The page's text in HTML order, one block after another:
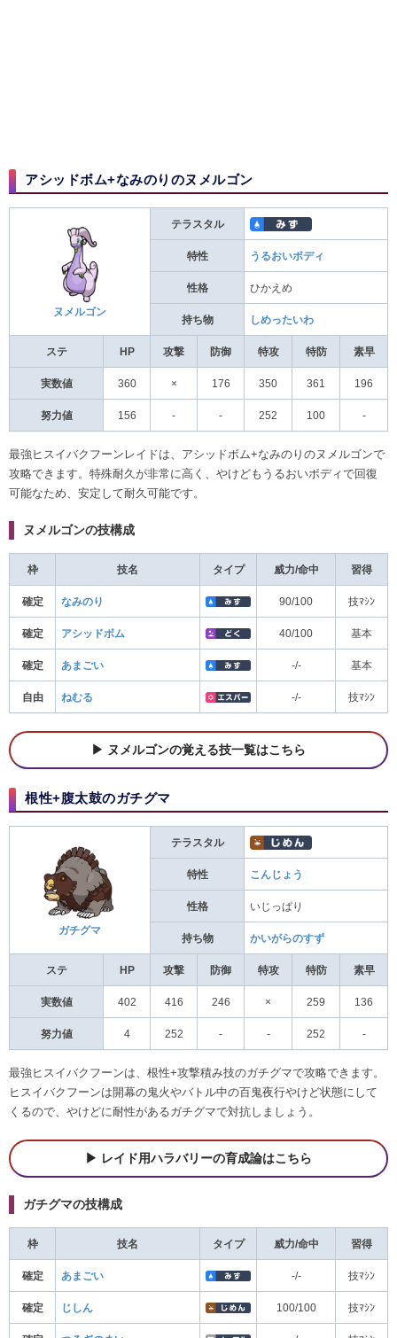
アシッドボム+なみのりのヌメルゴン
ヌメルゴン
テラスタル
特性 うるおいボディ
性格 ひかえめ
持ち物 しめったいわ
ステ HP 攻撃 防御 特攻 特防 素早
実数値 360 × 176 350 361 196
努力値 156 - - 252 100 -
最強ヒスイバクフーンレイドは、アシッドボム+なみのりのヌメルゴンで
攻略できます。特殊耐久が非常に高く、やけどもうるおいボディで回復
可能なため、安定して耐久可能です。
ヌメルゴンの技構成
枠 技名 タイプ 威力/命中 習得
確定 なみのり 90/100 技ﾏｼﾝ
確定 アシッドボム 40/100 基本
確定 あまごい -/- 基本
自由 ねむる -/- 技ﾏｼﾝ
ヌメルゴンの覚える技一覧はこちら
根性+腹太鼓のガチグマ
ガチグマ
テラスタル
特性 こんじょう
性格 いじっぱり
持ち物 かいがらのすず
ステ HP 攻撃 防御 特攻 特防 素早
実数値 402 416 246 × 259 136
努力値 4 252 - - 252 -
最強ヒスイバクフーンは、根性+攻撃積み技のガチグマで攻略できます。
ヒスイバクフーンは開幕の鬼火やバトル中の百鬼夜行やけど状態にして
くるので、やけどに耐性があるガチグマで対抗しましょう。
レイド用ハラバリーの育成論はこちら
ガチグマの技構成
枠 技名 タイプ 威力/命中 習得
確定 あまごい -/- 技ﾏｼﾝ
確定 じしん 100/100 技ﾏｼﾝ